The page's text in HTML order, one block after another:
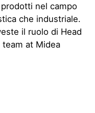
nel campo
che industriale.
il ruolo di Head
at Midea